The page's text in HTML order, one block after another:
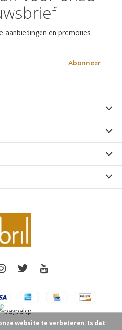
aanbiedingen en promoties
Abonneer
website te verbeteren. Is dat